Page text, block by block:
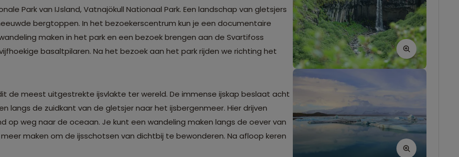
Park van IJsland, Vatnajökull Nationaal Park. Een landschap van gletsjers
bergtoppen. In het bezoekerscentrum kun je een documentaire
maken in het park en een bezoek brengen aan de Svartifoss
basaltpilaren. Na het bezoek aan het park rijden we richting het
de meest uitgestrekte ijsvlakte ter wereld. De immense ijskap beslaat acht
langs de zuidkant van de gletsjer naar het ijsbergenmeer. Hier drijven
op weg naar de oceaan. Je kunt een wandeling maken langs de oever van
maken om de ijsschotsen van dichtbij te bewonderen. Na afloop keren